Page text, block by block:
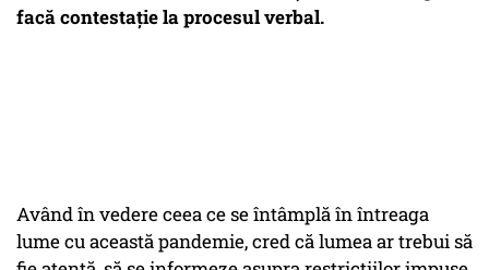
facă contestaţie la procesul verbal.
Având în vedere ceea ce se întâmplă în întreaga
lume cu această pandemie, cred că lumea ar trebui să